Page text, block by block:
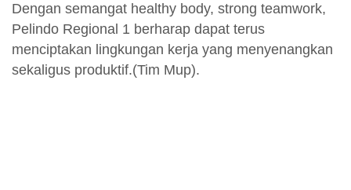
Dengan semangat healthy body, strong teamwork,
Pelindo Regional 1 berharap dapat terus
menciptakan lingkungan kerja yang menyenangkan
sekaligus produktif.(Tim Mup).